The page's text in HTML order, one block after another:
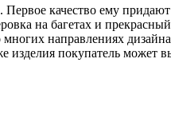
качество ему
на багетах и
многих направлениях
покупатель может